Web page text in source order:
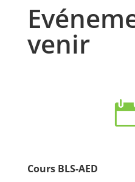
venir
Cours BLS-AED